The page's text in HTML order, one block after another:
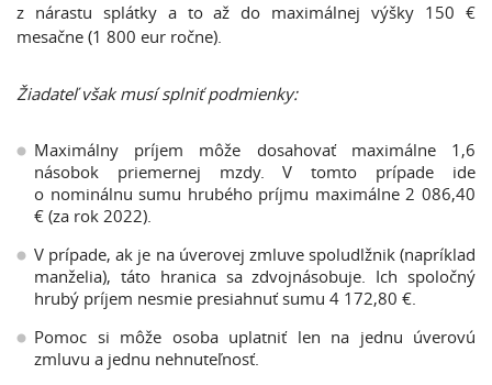
z nárastu splátky a to až do maximálnej výšky 150 €
mesačne (1 800 eur ročne).
Žiadateľ však musí splniť podmienky:
Maximálny príjem môže dosahovať maximálne 1,6
násobok priemernej mzdy. V tomto prípade ide
o nominálnu sumu hrubého príjmu maximálne 2 086,40
€ (za rok 2022).
V prípade, ak je na úverovej zmluve spoludlžnik (napríklad
manželia), táto hranica sa zdvojnásobuje. Ich spoločný
hrubý príjem nesmie presiahnuť sumu 4 172,80 €.
Pomoc si môže osoba uplatniť len na jednu úverovú
zmluvu a jednu nehnuteľnosť.